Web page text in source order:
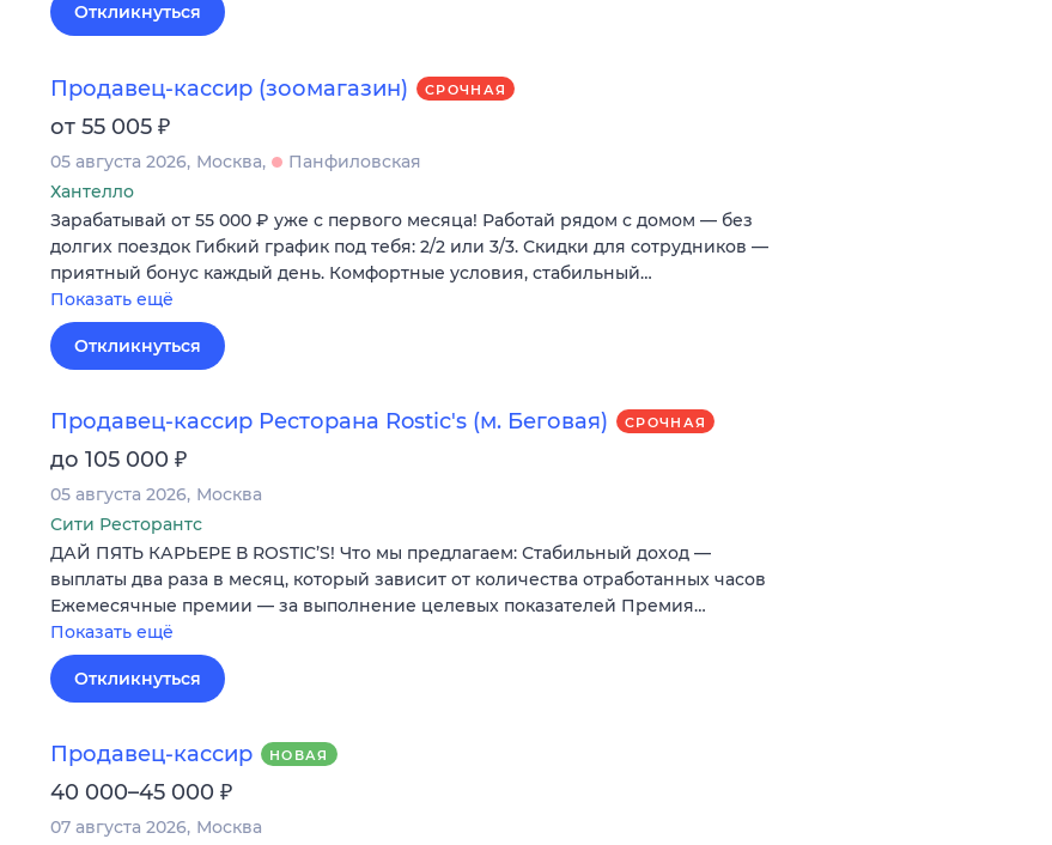
Откликнуться
Продавец-кассир (зоомагазин) СРОЧНАЯ
от 55 005 ₽
05 августа 2026 Москва
Панфиловская
Хантелло
Зарабатывай от 55 000 ₽ уже с первого месяца! Работай рядом с домом — без
долгих поездок Гибкий график под тебя: 2/2 или 3/3. Скидки для сотрудников —
приятный бонус каждый день. Комфортные условия, стабильный…
Показать ещё
Откликнуться
Продавец-кассир Ресторана Rostic's (м. Беговая) СРОЧНАЯ
до 105 000 ₽
05 августа 2026 Москва
Сити Ресторантс
ДАЙ ПЯТЬ КАРЬЕРЕ В ROSTIC’S! Что мы предлагаем: Стабильный доход —
выплаты два раза в месяц, который зависит от количества отработанных часов
Ежемесячные премии — за выполнение целевых показателей Премия…
Показать ещё
Откликнуться
Продавец-кассир НОВАЯ
40 000–45 000 ₽
07 августа 2026 Москва